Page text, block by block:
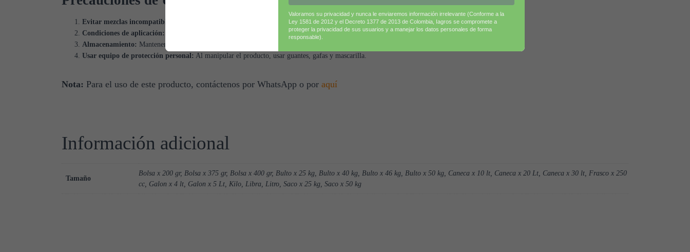
Evitar mezclas incompatibles:
No combinar con fertilizantes que contengan calcio en la misma solución, para prevenir la formación de precipitados.
Condiciones de aplicación:
Evitar aplicaciones foliares durante altas temperaturas o radiación solar intensa.
Almacenamiento: Mantener en un lugar seco y fresco, protegido de la humedad para evitar que el producto se aglutine.
Usar equipo de protección personal: Al manipular el producto, usar guantes, gafas y mascarilla.
Nota: Para el uso de este producto, contáctenos por WhatsApp o por aquí
Información adicional
Tamaño
Bolsa x 200 gr, Bolsa x 375 gr, Bolsa x 400 gr, Bulto x 25 kg, Bulto x 40 kg, Bulto x 46 kg, Bulto x 50 kg, Caneca x 10 lt, Caneca x 20 Lt, Caneca x 30 lt, Frasco x 250
cc, Galon x 4 lt, Galon x 5 Lt, Kilo, Libra, Litro, Saco x 25 kg, Saco x 50 kg
Valoramos su privacidad y nunca le enviaremos información irrelevante (Conforme a la
Ley 1581 de 2012 y el Decreto 1377 de 2013 de Colombia, Iagros se compromete a
proteger la privacidad de sus usuarios y a manejar los datos personales de forma
responsable).